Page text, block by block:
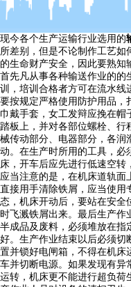
现今各个生产运输行业选用的
所差别，但是不论制作工艺
的生命财产安全，因此要熟知
首先凡从事各种输送作业的的
训，培训合格者方可在流水线
要按规定严格使用防护用品，
巾戴手套，女工发辩应挽在帽
踏板上，并对各部位螺栓、行
械传动部分、电器部分，各润
动。在生产时所用的工具，必
床，开车后应先进行低速空转
应当注意的是，在机床道轨面
直接用手清除铁屑，应当使用
态，机床开动后，要站在安全
时飞溅铁屑出来。最后生产作
半成品及废料，必须堆放在指
好。生产作业结束以后必须切
置并锁好电闸箱，不得在机床
车并切断电源。如果发现有异
运转，机床更不能进行超负荷